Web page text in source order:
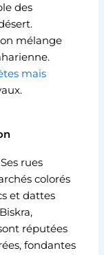
des
mélange
mais
rues
colorés
et dattes
réputées
fondantes